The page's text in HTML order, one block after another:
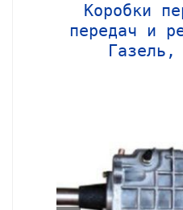
Коробки
передач и
Газель,